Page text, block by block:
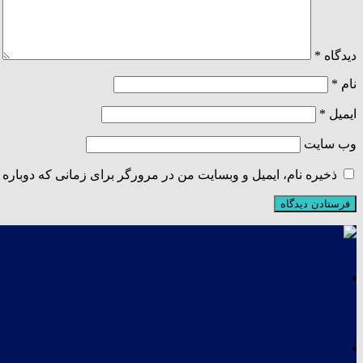
دیدگاه *
نام *
ایمیل *
وب‌ سایت
ذخیره نام، ایمیل و وبسایت من در مرورگر برای زمانی که